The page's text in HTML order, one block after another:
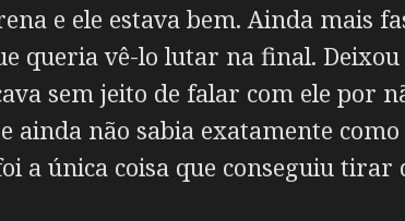
e ele estava bem. Ainda mais
queria vê-lo lutar na final.
sem jeito de falar com ele por
ainda não sabia exatamente
a única coisa que conseguiu tirar